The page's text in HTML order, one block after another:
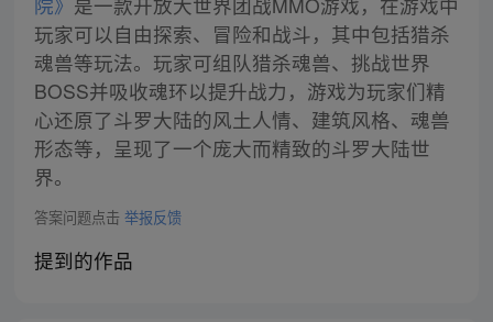
玩家可以自由探索、冒险和战斗，其中包括猎杀
魂兽等玩法。玩家可组队猎杀魂兽、挑战世界
BOSS并吸收魂环以提升战力，游戏为玩家们精
心还原了斗罗大陆的风土人情、建筑风格、魂兽
形态等，呈现了一个庞大而精致的斗罗大陆世
界。
答案问题点击 举报反馈
提到的作品